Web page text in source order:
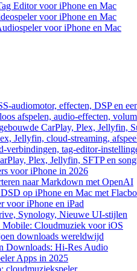
Editor voor iPhone en Mac
voor iPhone en Mac
voor iPhone en Mac
audiomotor, effecten, DSP en
afspelen, audio-effecten,
CarPlay, Plex, Jellyfin,
Jellyfin, cloud-streaming,
verbindingen, tag-editor-
Plex, Jellyfin, SFTP en
voor iPhone in 2026
naar Markdown met OpenAI
op iPhone en Mac met
voor iPhone en iPad
Synology, Nieuwe UI-stijlen
Mobile: Cloudmuziek voor iOS
downloads wereldwijd
Downloads: Hi-Res Audio
Apps in 2025
cloudmuziekspeler